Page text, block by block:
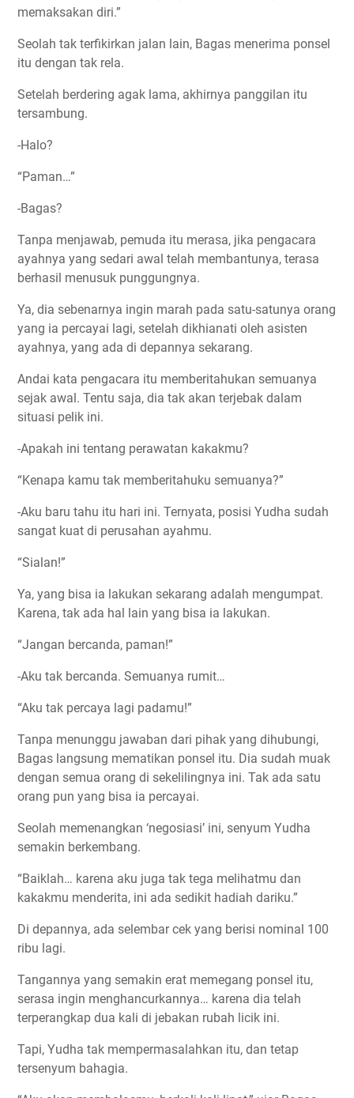
memaksakan diri.”
Seolah tak terfikirkan jalan lain, Bagas menerima ponsel
itu dengan tak rela.
Setelah berdering agak lama, akhirnya panggilan itu
tersambung.
-Halo?
“Paman…”
-Bagas?
Tanpa menjawab, pemuda itu merasa, jika pengacara
ayahnya yang sedari awal telah membantunya, terasa
berhasil menusuk punggungnya.
Ya, dia sebenarnya ingin marah pada satu-satunya orang
yang ia percayai lagi, setelah dikhianati oleh asisten
ayahnya, yang ada di depannya sekarang.
Andai kata pengacara itu memberitahukan semuanya
sejak awal. Tentu saja, dia tak akan terjebak dalam
situasi pelik ini.
-Apakah ini tentang perawatan kakakmu?
“Kenapa kamu tak memberitahuku semuanya?”
-Aku baru tahu itu hari ini. Ternyata, posisi Yudha sudah
sangat kuat di perusahan ayahmu.
“Sialan!”
Ya, yang bisa ia lakukan sekarang adalah mengumpat.
Karena, tak ada hal lain yang bisa ia lakukan.
“Jangan bercanda, paman!”
-Aku tak bercanda. Semuanya rumit…
“Aku tak percaya lagi padamu!”
Tanpa menunggu jawaban dari pihak yang dihubungi,
Bagas langsung mematikan ponsel itu. Dia sudah muak
dengan semua orang di sekelilingnya ini. Tak ada satu
orang pun yang bisa ia percayai.
Seolah memenangkan ‘negosiasi’ ini, senyum Yudha
semakin berkembang.
“Baiklah… karena aku juga tak tega melihatmu dan
kakakmu menderita, ini ada sedikit hadiah dariku.”
Di depannya, ada selembar cek yang berisi nominal 100
ribu lagi.
Tangannya yang semakin erat memegang ponsel itu,
serasa ingin menghancurkannya… karena dia telah
terperangkap dua kali di jebakan rubah licik ini.
Tapi, Yudha tak mempermasalahkan itu, dan tetap
tersenyum bahagia.